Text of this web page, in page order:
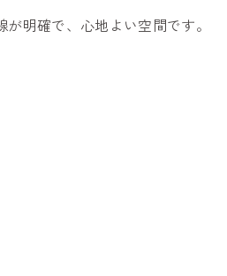
明確で、心地よい空間です。